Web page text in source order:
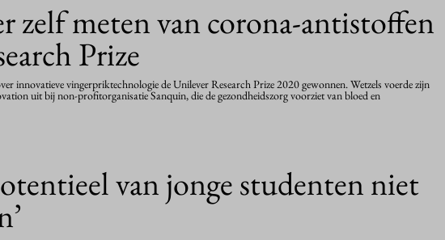
zelf meten van corona-antistoffen
Prize
innovatieve vingerpriktechnologie de Unilever Research Prize 2020 gewonnen. Wetzels voerde zijn
uit bij non-profitorganisatie Sanquin, die de gezondheidszorg voorziet van bloed en
van jonge studenten niet